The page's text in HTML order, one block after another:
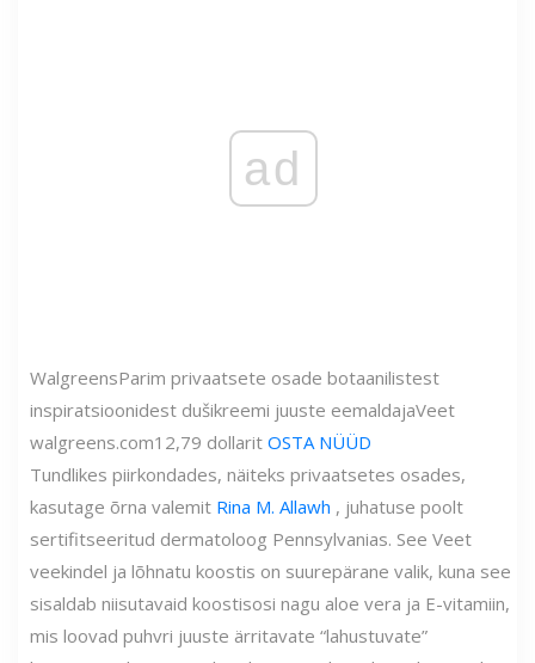
ad
WalgreensParim privaatsete osade botaanilistest
inspiratsioonidest dušikreemi juuste eemaldajaVeet
walgreens.com12,79 dollarit OSTA NÜÜD
Tundlikes piirkondades, näiteks privaatsetes osades,
kasutage õrna valemit Rina M. Allawh , juhatuse poolt
sertifitseeritud dermatoloog Pennsylvanias. See Veet
veekindel ja lõhnatu koostis on suurepärane valik, kuna see
sisaldab niisutavaid koostisosi nagu aloe vera ja E-vitamiin,
mis loovad puhvri juuste ärritavate “lahustuvate”